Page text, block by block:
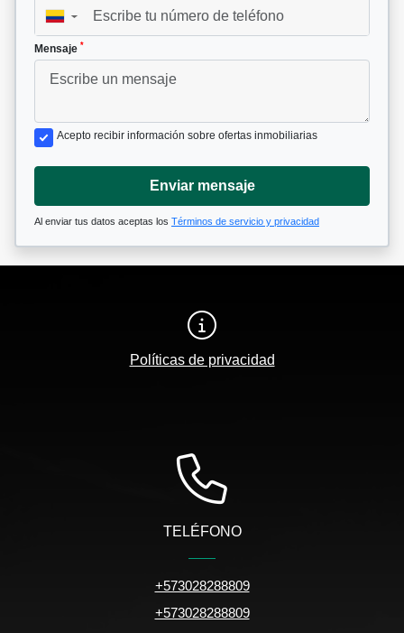
▼
Mensaje *
Acepto recibir información sobre ofertas inmobiliarias
Enviar mensaje
Al enviar tus datos aceptas los Términos de servicio y privacidad
Políticas de privacidad
TELÉFONO
+573028288809
+573028288809